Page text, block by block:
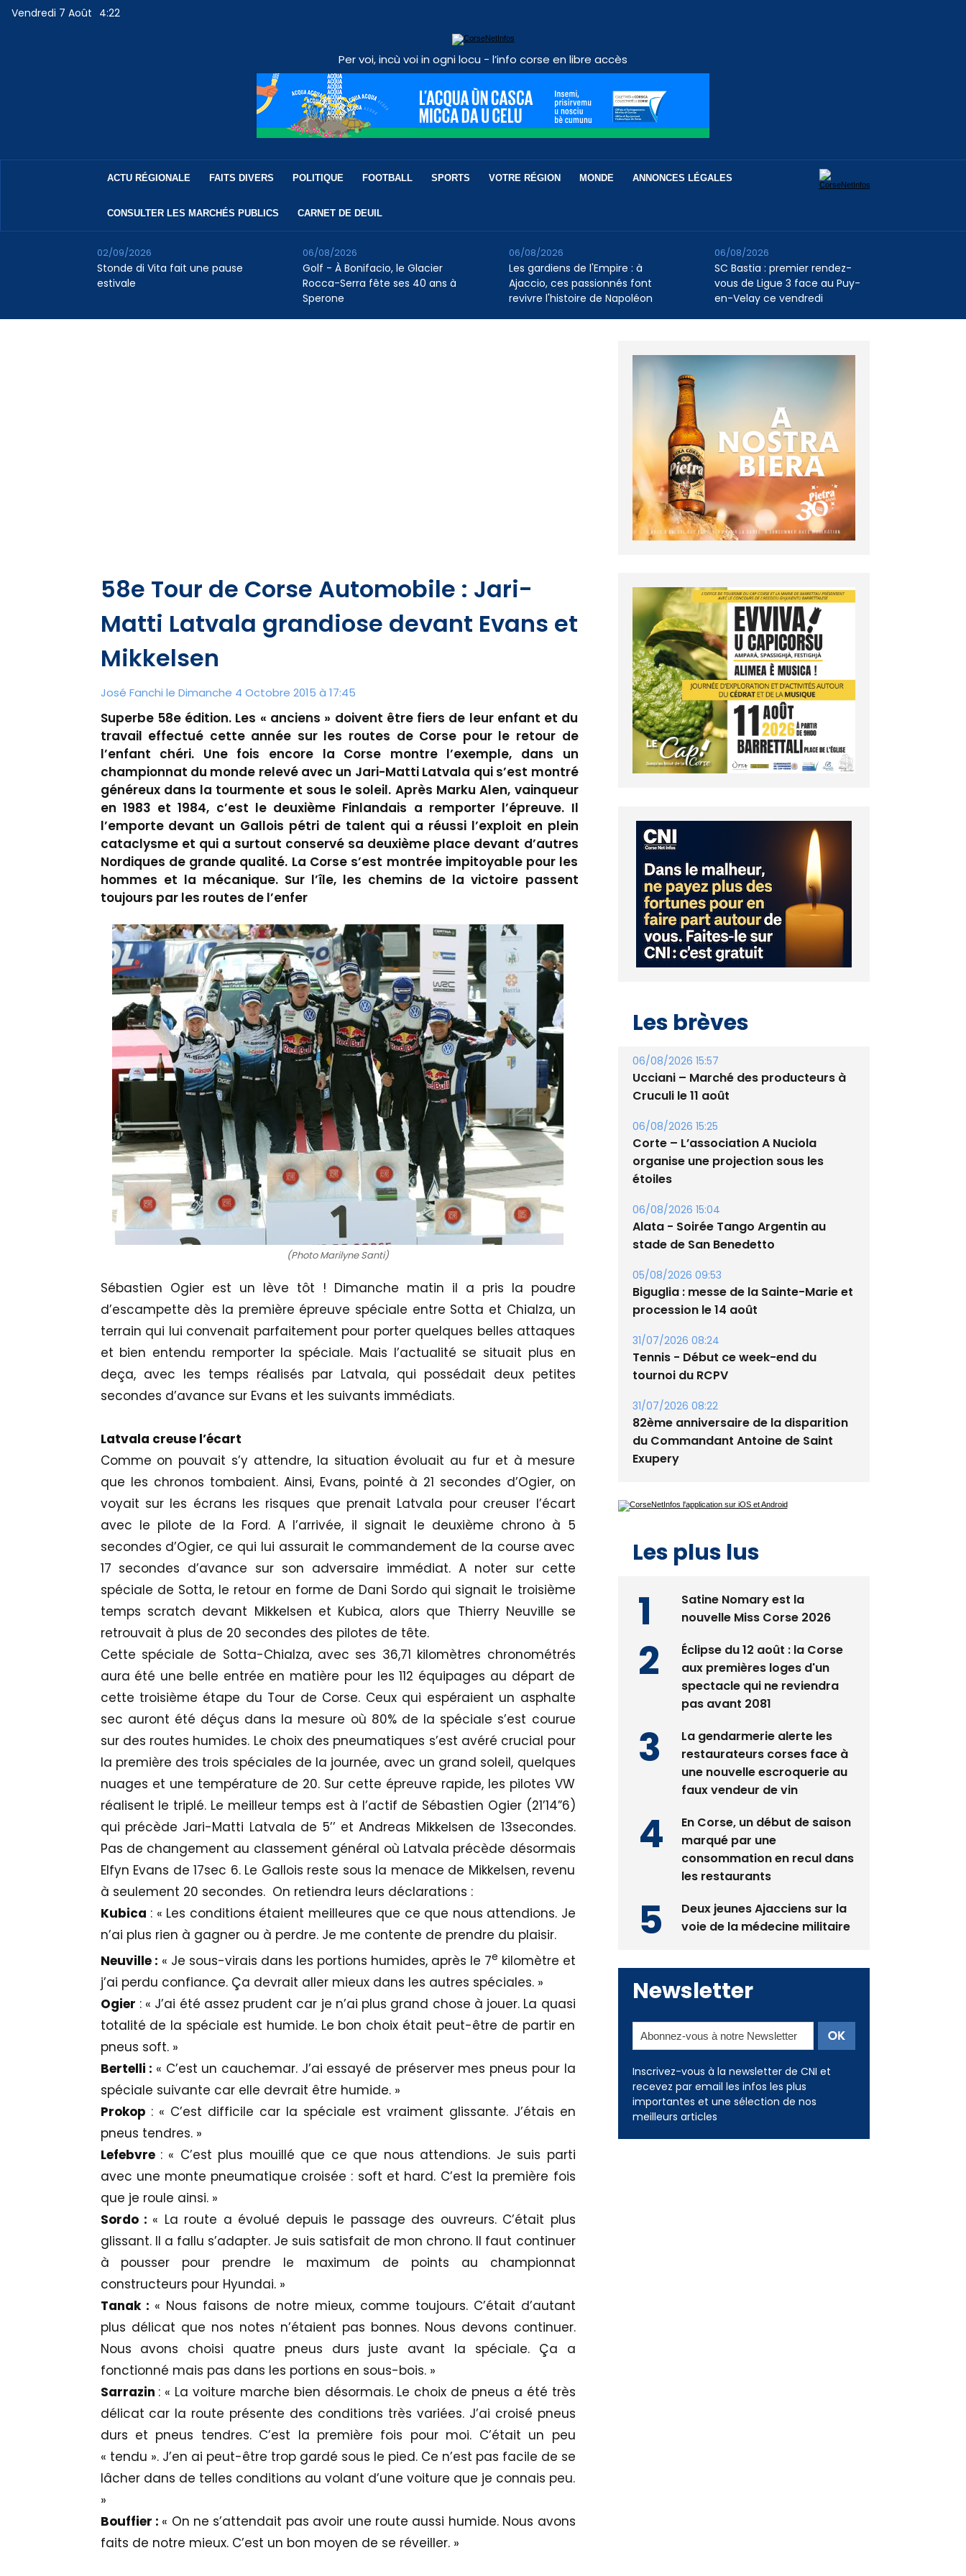
Vendredi 7 Août 4:22
Per voi, incù voi in ogni locu - l’info corse en libre accès
ACTU RÉGIONALE FAITS DIVERS POLITIQUE FOOTBALL SPORTS VOTRE RÉGION MONDE ANNONCES LÉGALES
CONSULTER LES MARCHÉS PUBLICS CARNET DE DEUIL
Stonde di Vita fait une pause
estivale
02/09/2026
Golf - À Bonifacio, le Glacier
Rocca-Serra fête ses 40 ans à
Sperone
06/08/2026
Les gardiens de l'Empire : à
Ajaccio, ces passionnés font
revivre l'histoire de Napoléon
06/08/2026
SC Bastia : premier rendez-
vous de Ligue 3 face au Puy-
en-Velay ce vendredi
06/08/2026
58e Tour de Corse Automobile : Jari-
Matti Latvala grandiose devant Evans et
Mikkelsen
José Fanchi le Dimanche 4 Octobre 2015 à 17:45
Superbe 58e édition. Les « anciens » doivent être fiers de leur enfant et du
travail effectué cette année sur les routes de Corse pour le retour de
l’enfant chéri. Une fois encore la Corse montre l’exemple, dans un
championnat du monde relevé avec un Jari-Matti Latvala qui s’est montré
généreux dans la tourmente et sous le soleil. Après Marku Alen, vainqueur
en 1983 et 1984, c’est le deuxième Finlandais a remporter l’épreuve. Il
l’emporte devant un Gallois pétri de talent qui a réussi l’exploit en plein
cataclysme et qui a surtout conservé sa deuxième place devant d’autres
Nordiques de grande qualité. La Corse s’est montrée impitoyable pour les
hommes et la mécanique. Sur l’île, les chemins de la victoire passent
toujours par les routes de l’enfer
(Photo Marilyne Santi)
Sébastien Ogier est un lève tôt ! Dimanche matin il a pris la poudre
d’escampette dès la première épreuve spéciale entre Sotta et Chialza, un
terrain qui lui convenait parfaitement pour porter quelques belles attaques
et bien entendu remporter la spéciale. Mais l’actualité se situait plus en
deça, avec les temps réalisés par Latvala, qui possédait deux petites
secondes d’avance sur Evans et les suivants immédiats.
Latvala creuse l’écart
Comme on pouvait s’y attendre, la situation évoluait au fur et à mesure
que les chronos tombaient. Ainsi, Evans, pointé à 21 secondes d’Ogier, on
voyait sur les écrans les risques que prenait Latvala pour creuser l’écart
avec le pilote de la Ford. A l’arrivée, il signait le deuxième chrono à 5
secondes d’Ogier, ce qui lui assurait le commandement de la course avec
17 secondes d’avance sur son adversaire immédiat. A noter sur cette
spéciale de Sotta, le retour en forme de Dani Sordo qui signait le troisième
temps scratch devant Mikkelsen et Kubica, alors que Thierry Neuville se
retrouvait à plus de 20 secondes des pilotes de tête.
Cette spéciale de Sotta-Chialza, avec ses 36,71 kilomètres chronométrés
aura été une belle entrée en matière pour les 112 équipages au départ de
cette troisième étape du Tour de Corse. Ceux qui espéraient un asphalte
sec auront été déçus dans la mesure où 80% de la spéciale s’est courue
sur des routes humides. Le choix des pneumatiques s’est avéré crucial pour
la première des trois spéciales de la journée, avec un grand soleil, quelques
nuages et une température de 20. Sur cette épreuve rapide, les pilotes VW
réalisent le triplé. Le meilleur temps est à l’actif de Sébastien Ogier (21’14”6)
qui précède Jari-Matti Latvala de 5’’ et Andreas Mikkelsen de 13secondes.
Pas de changement au classement général où Latvala précède désormais
Elfyn Evans de 17sec 6. Le Gallois reste sous la menace de Mikkelsen, revenu
à seulement 20 secondes. On retiendra leurs déclarations :
Kubica : « Les conditions étaient meilleures que ce que nous attendions. Je
n’ai plus rien à gagner ou à perdre. Je me contente de prendre du plaisir.
Neuville : « Je sous-virais dans les portions humides, après le 7e kilomètre et
j’ai perdu confiance. Ça devrait aller mieux dans les autres spéciales. »
Ogier : « J’ai été assez prudent car je n’ai plus grand chose à jouer. La quasi
totalité de la spéciale est humide. Le bon choix était peut-être de partir en
pneus soft. »
Bertelli : « C’est un cauchemar. J’ai essayé de préserver mes pneus pour la
spéciale suivante car elle devrait être humide. »
Prokop : « C’est difficile car la spéciale est vraiment glissante. J’étais en
pneus tendres. »
Lefebvre : « C’est plus mouillé que ce que nous attendions. Je suis parti
avec une monte pneumatique croisée : soft et hard. C’est la première fois
que je roule ainsi. »
Sordo : « La route a évolué depuis le passage des ouvreurs. C’était plus
glissant. Il a fallu s’adapter. Je suis satisfait de mon chrono. Il faut continuer
à pousser pour prendre le maximum de points au championnat
constructeurs pour Hyundai. »
Tanak : « Nous faisons de notre mieux, comme toujours. C’était d’autant
plus délicat que nos notes n’étaient pas bonnes. Nous devons continuer.
Nous avons choisi quatre pneus durs juste avant la spéciale. Ça a
fonctionné mais pas dans les portions en sous-bois. »
Sarrazin : « La voiture marche bien désormais. Le choix de pneus a été très
délicat car la route présente des conditions très variées. J’ai croisé pneus
durs et pneus tendres. C’est la première fois pour moi. C’était un peu
« tendu ». J’en ai peut-être trop gardé sous le pied. Ce n’est pas facile de se
lâcher dans de telles conditions au volant d’une voiture que je connais peu.
»
Bouffier : « On ne s’attendait pas avoir une route aussi humide. Nous avons
faits de notre mieux. C’est un bon moyen de se réveiller. »
Les brèves
06/08/2026 15:57
Cruculi le 11 août
06/08/2026 15:25
Corte – L’association A Nuciola
étoiles
06/08/2026 15:04
stade de San Benedetto
05/08/2026 09:53
procession le 14 août
31/07/2026 08:24
tournoi du RCPV
31/07/2026 08:22
82ème anniversaire de la disparition
nouvelle Miss Corse 2026
Éclipse du 12 août : la Corse
aux premières loges d'un
pas avant 2081
La gendarmerie alerte les
restaurateurs corses face à
faux vendeur de vin
En Corse, un début de saison
marqué par une
les restaurants
Newsletter
Inscrivez-vous à la newsletter de CNI et
recevez par email les infos les plus